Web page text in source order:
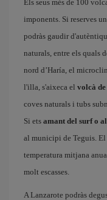
Els seus més de 100
imponents. Si reserves
podràs gaudir
naturals, entre els quals
nord d’Haría, el
l'illa, s'aixeca el volcà
coves naturals i tubs
Si ets amant del surf o
al municipi de Teguis. El
temperatura mitjana
molt escasses.
A Lanzarote podràs